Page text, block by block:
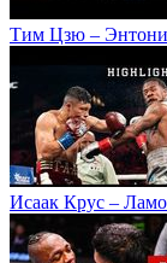
Тим Цзю – Энтони
Исаак Крус –